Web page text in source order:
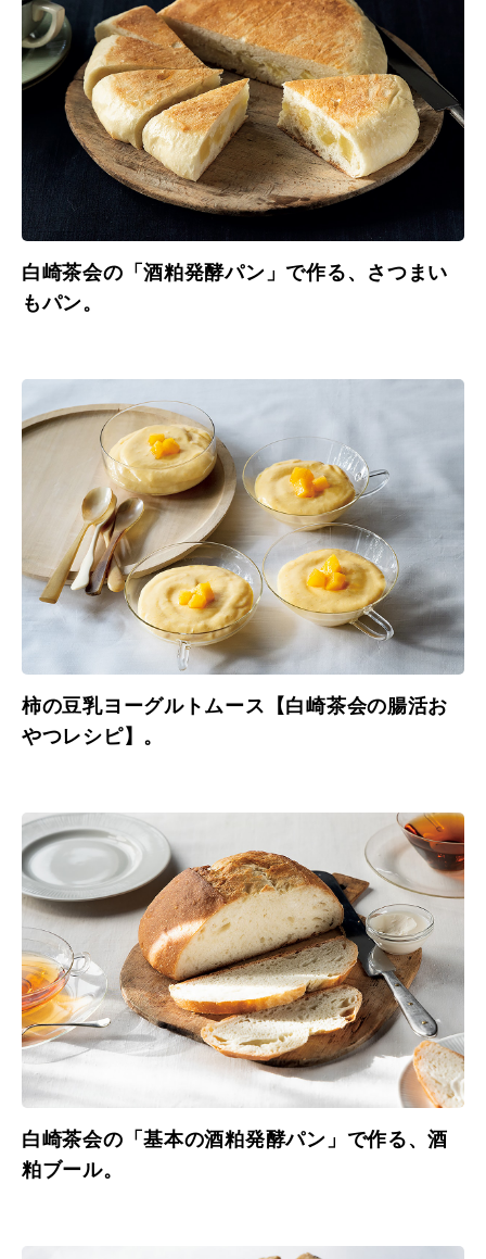
白崎茶会の「酒粕発酵パン」で作る、さつまい
もパン。
柿の豆乳ヨーグルトムース【白崎茶会の腸活お
やつレシピ】。
白崎茶会の「基本の酒粕発酵パン」で作る、酒
粕ブール。